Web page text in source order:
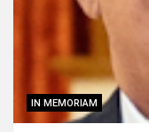
IN MEMORIAM